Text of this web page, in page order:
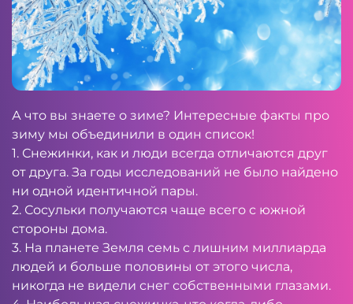
А что вы знаете о зиме? Интересные факты про
зиму мы объединили в один список!
1. Снежинки, как и люди всегда отличаются друг
от друга. За годы исследований не было найдено
ни одной идентичной пары.
2. Сосульки получаются чаще всего с южной
стороны дома.
3. На планете Земля семь с лишним миллиарда
людей и больше половины от этого числа,
никогда не видели снег собственными глазами.